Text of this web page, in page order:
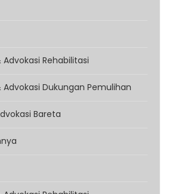
Rehabilitasi
Dukungan Pemulihan
Bareta